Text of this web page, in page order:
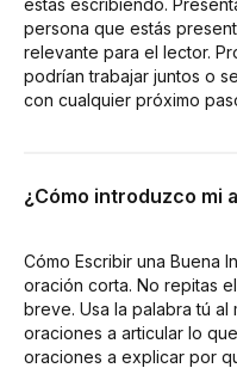
persona que estás
relevante para el lector.
podrían trabajar juntos o
con cualquier próximo
¿Cómo introduzco mi
Cómo Escribir una Buena
oración corta. No repitas
breve. Usa la palabra tú al
oraciones a articular lo
oraciones a explicar por